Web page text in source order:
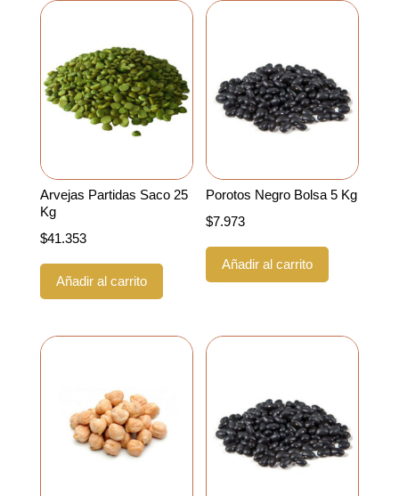
Arvejas Partidas Saco 25
Kg
$41.353
Añadir al carrito
Porotos Negro Bolsa 5 Kg
$7.973
Añadir al carrito